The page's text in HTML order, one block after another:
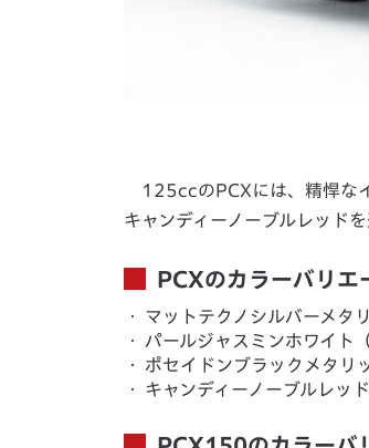
125ccのPCXには、精悍な
キャンディーノーブルレッド
PCXのカラーバリエ
・
マットテクノシルバーメタ
・
パールジャスミンホワイト
・
ポセイドンブラックメタリ
・
キャンディーノーブルレッ